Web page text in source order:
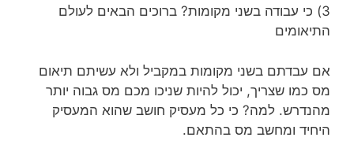
3) כי עבודה בשני מקומות? ברוכים הבאים לעולם
התיאומים
אם עבדתם בשני מקומות במקביל ולא עשיתם תיאום
מס כמו שצריך, יכול להיות שניכו מכם מס גבוה יותר
מהנדרש. למה? כי כל מעסיק חושב שהוא המעסיק
היחיד ומחשב מס בהתאם.